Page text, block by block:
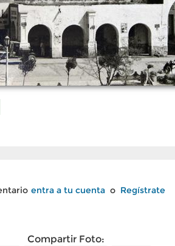
entra a tu cuenta o Regístrate
Compartir Foto: